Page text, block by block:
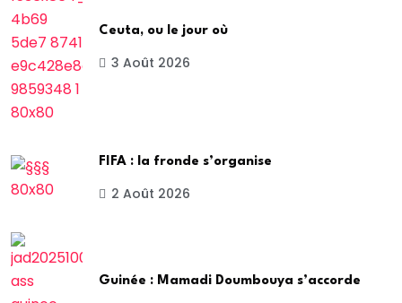
Ceuta, ou le jour où
3 Août 2026
FIFA : la fronde s’organise
2 Août 2026
Guinée : Mamadi Doumbouya s’accorde